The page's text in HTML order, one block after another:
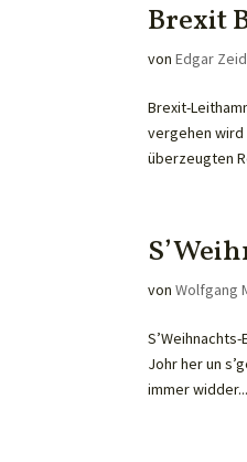
Brexit
vonEdgar
Brexit-
vergehen wird
überzeugten
vonWolfgang
Johr her un
immer widder...